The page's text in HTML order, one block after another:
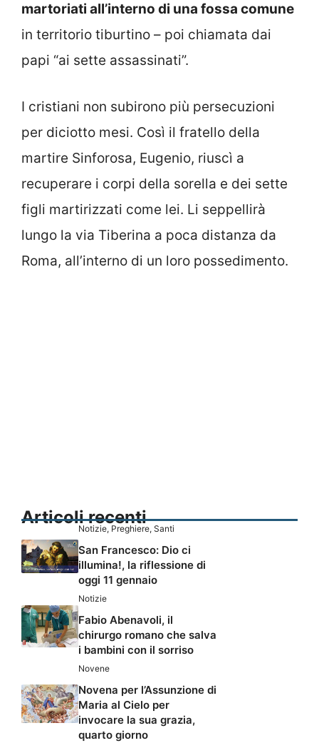
martoriati all’interno di una fossa comune
in territorio tiburtino – poi chiamata dai
papi “ai sette assassinati”.
I cristiani non subirono più persecuzioni
per diciotto mesi. Così il fratello della
martire Sinforosa, Eugenio, riuscì a
recuperare i corpi della sorella e dei sette
figli martirizzati come lei. Li seppellirà
lungo la via Tiberina a poca distanza da
Roma, all’interno di un loro possedimento.
Articoli recenti
Notizie, Preghiere, Santi
San Francesco: Dio ci
illumina!, la riflessione di
oggi 11 gennaio
Notizie
Fabio Abenavoli, il
chirurgo romano che salva
i bambini con il sorriso
Novene
Novena per l’Assunzione di
Maria al Cielo per
invocare la sua grazia,
quarto giorno